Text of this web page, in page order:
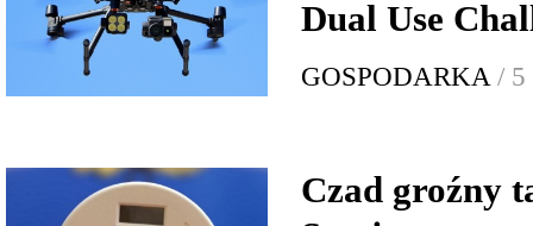
Dual Use
GOSPODARKA / 5
Czad groźny